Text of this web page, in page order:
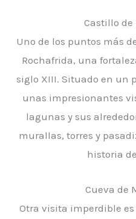
Castillo de
Uno de los puntos más
Rochafrida, una
siglo XIII. Situado en un
unas impresionantes
lagunas y sus
murallas, torres y
historia
Cueva de
Otra visita imperdible